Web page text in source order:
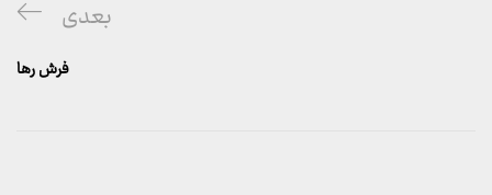
پست
بعدی
بعدی
فرش رها